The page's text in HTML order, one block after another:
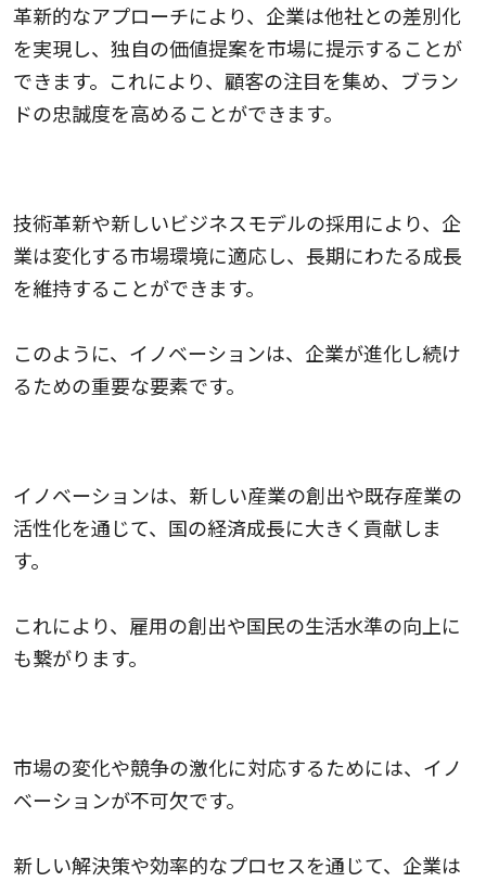
革新的なアプローチにより、企業は他社との差別化
を実現し、独自の価値提案を市場に提示することが
できます。これにより、顧客の注目を集め、ブラン
ドの忠誠度を高めることができます。
技術革新や新しいビジネスモデルの採用により、企
業は変化する市場環境に適応し、長期にわたる成長
を維持することができます。
このように、イノベーションは、企業が進化し続け
るための重要な要素です。
イノベーションは、新しい産業の創出や既存産業の
活性化を通じて、国の経済成長に大きく貢献しま
す。
これにより、雇用の創出や国民の生活水準の向上に
も繋がります。
市場の変化や競争の激化に対応するためには、イノ
ベーションが不可欠です。
新しい解決策や効率的なプロセスを通じて、企業は